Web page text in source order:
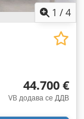
1 /4
44.700 €
VB додава се ДДВ